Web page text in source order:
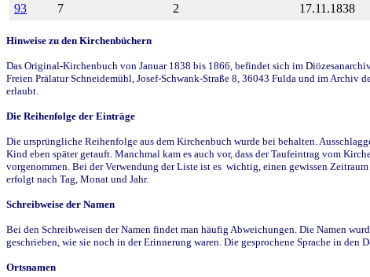
93
7 2 17.11.1838
Hinweise zu den Kirchenbüchern
Das Original-Kirchenbuch von Januar 1838 bis 1866, befindet sich im
Freien Prälatur Schneidemühl, Josef-Schwank-Straße 8, 36043 Fulda und im Archiv
erlaubt.
Die Reihenfolge der Einträge
Die ursprüngliche Reihenfolge aus dem Kirchenbuch wurde bei behalten.
Kind eben später getauft. Manchmal kam es auch vor, dass der Taufeintrag vom
vorgenommen. Bei der Verwendung der Liste ist es wichtig, einen gewissen
erfolgt nach Tag, Monat und Jahr.
Schreibweise der Namen
Bei den Schreibweisen der Namen findet man häufig Abweichungen. Die Namen
geschrieben, wie sie noch in der Erinnerung waren. Die gesprochene Sprache in
Ortsnamen